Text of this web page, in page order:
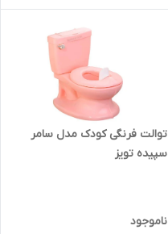
توالت فرنگی کودک مدل سامر
سپیده تویز
ناموجود